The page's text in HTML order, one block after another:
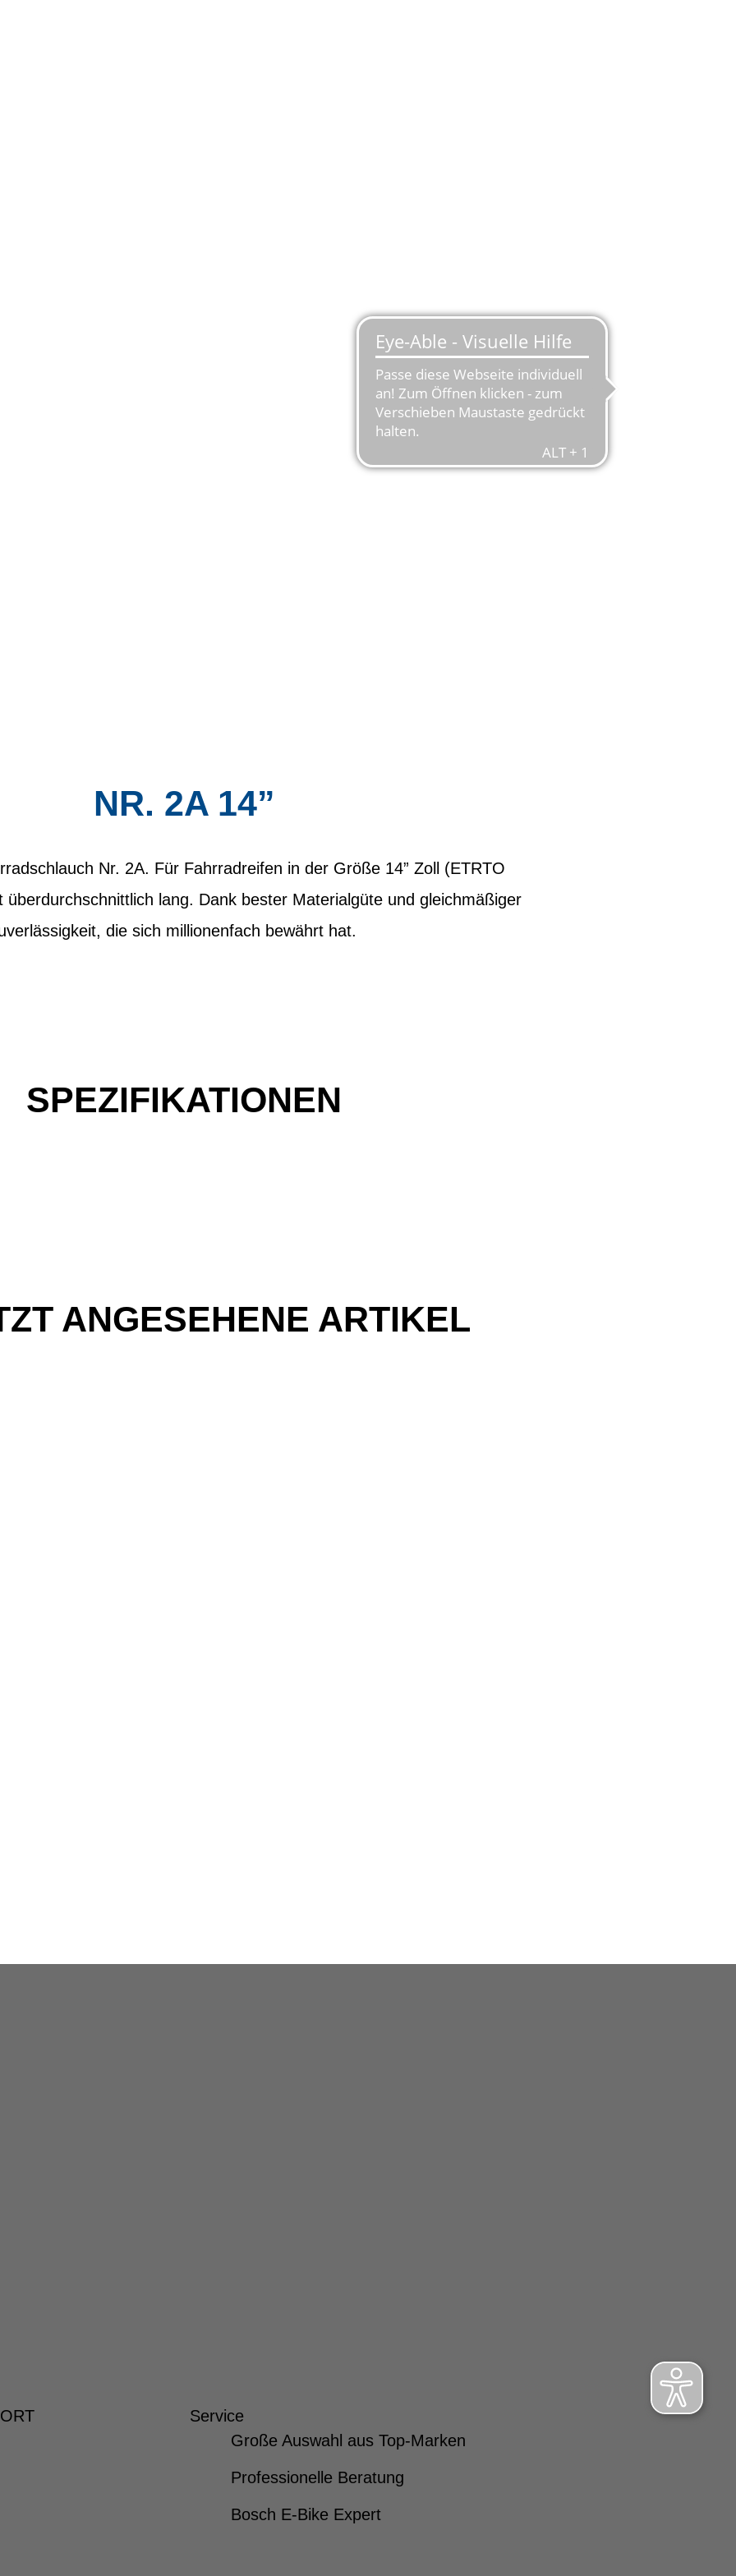
NR. 2A 14”
Nr. 2A. Für Fahrradreifen in der Größe 14” Zoll (ETRTO
lang. Dank bester Materialgüte und gleichmäßiger
die sich millionenfach bewährt hat.
SPEZIFIKATIONEN
ANGESEHENE ARTIKEL
Service
Große Auswahl aus Top-Marken
Professionelle Beratung
Bosch E-Bike Expert